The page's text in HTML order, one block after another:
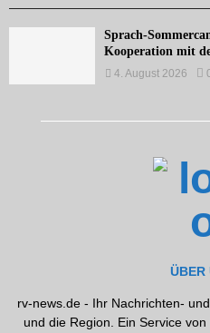
Sprach-
Kooperation mit
4. August 2026
ÜBER
rv-news.de - Ihr Nachrichten-
und die Region. Ein Service